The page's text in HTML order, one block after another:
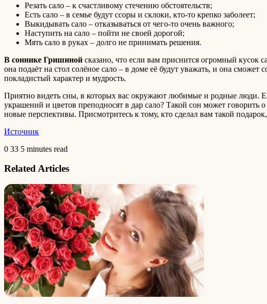
Резать сало – к счастливому стечению обстоятельств;
Есть сало – в семье будут ссоры и склоки, кто-то крепко заболеет;
Выкидывать сало – отказываться от чего-то очень важного;
Наступить на сало – пойти не своей дорогой;
Мять сало в руках – долго не принимать решения.
В соннике Гришиной сказано, что если вам приснится огромный кусок
она подаёт на стол солёное сало – в доме её будут уважать, и она
покладистый характер и мудрость.
Приятно видеть сны, в которых вас окружают любимые и родные люди.
украшений и цветов преподносят в дар сало? Такой сон может
новые перспективы. Присмотритесь к тому, кто сделал вам такой
Источник
0 33 5 minutes read
Related Articles